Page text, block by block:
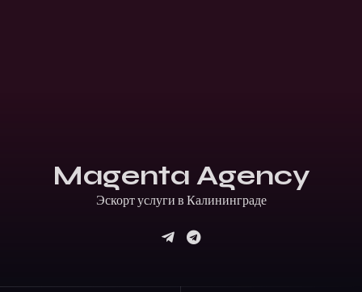
Magenta Agency
Эскорт услуги в Калининграде